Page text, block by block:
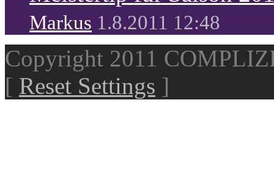
Markus 1.8.2011 12:48
Copyright 2011
[ Reset Settings ]